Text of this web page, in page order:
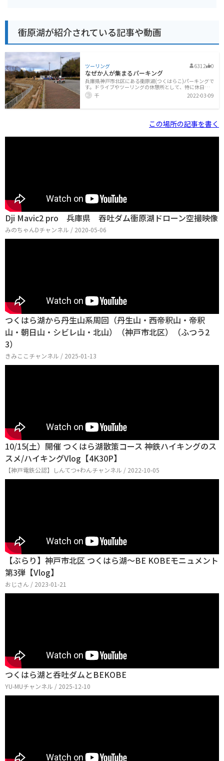
衝原湖が紹介されている記事や動画
ツーリング 6312 0
なぜか人が集まるパーキング
兵庫県神戸市北区にある衝原湖(つくはらこ)パーキングで
す。ドライブやツーリングの休憩所として、特に休日は
たくさんの人で賑わっています。駐車場はとても広く無
料です。[caption id="attachment_611" align="alignno
た。[/caption]特別何かがあるわけでもないと思うのです
で、少し肌寒い日でしたが、バイクが十数台、車も数台
とまっていました。男性が多かったですね。皆さん楽し
千 2022-03-09
この場所の記事を書く
Dji Mavic2 pro 兵庫県 吞吐ダム衝原湖ドローン空撮映像
みのちゃんDチャンネル / 2020-05-06
つくはら湖から丹生山系周回（丹生山・西帝釈山・帝釈
山・朝日山・シビレ山・北山）（神戸市北区）（ふつう2
3）
きみここチャンネル / 2025-01-13
10/15(土）開催 つくはら湖散策コース 神鉄ハイキングのス
スメ/ハイキングVlog【4K30P】
【神戸電鉄公認】しんてつ+わんチャンネル / 2022-10-05
【ぶらり】神戸市北区 つくはら湖～BE KOBEモニュメント
第3弾【Vlog】
おじさん / 2023-01-21
つくはら湖と呑吐ダムとBEKOBE
YU-MUチャンネル / 2025-12-10